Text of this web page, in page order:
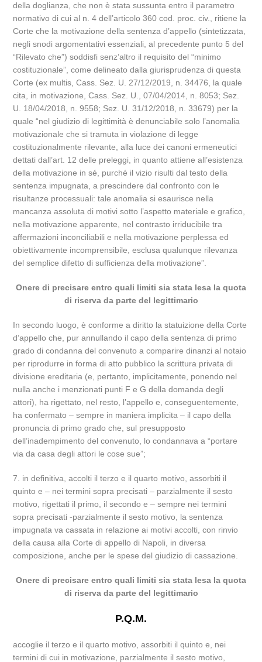
della doglianza, che non è stata sussunta entro il parametro
normativo di cui al n. 4 dell’articolo 360 cod. proc. civ., ritiene la
Corte che la motivazione della sentenza d’appello (sintetizzata,
negli snodi argomentativi essenziali, al precedente punto 5 del
“Rilevato che”) soddisfi senz’altro il requisito del “minimo
costituzionale”, come delineato dalla giurisprudenza di questa
Corte (ex multis, Cass. Sez. U. 27/12/2019, n. 34476, la quale
cita, in motivazione, Cass. Sez. U., 07/04/2014, n. 8053; Sez.
U. 18/04/2018, n. 9558; Sez. U. 31/12/2018, n. 33679) per la
quale “nel giudizio di legittimità è denunciabile solo l’anomalia
motivazionale che si tramuta in violazione di legge
costituzionalmente rilevante, alla luce dei canoni ermeneutici
dettati dall’art. 12 delle preleggi, in quanto attiene all’esistenza
della motivazione in sé, purché il vizio risulti dal testo della
sentenza impugnata, a prescindere dal confronto con le
risultanze processuali: tale anomalia si esaurisce nella
mancanza assoluta di motivi sotto l’aspetto materiale e grafico,
nella motivazione apparente, nel contrasto irriducibile tra
affermazioni inconciliabili e nella motivazione perplessa ed
obiettivamente incomprensibile, esclusa qualunque rilevanza
del semplice difetto di sufficienza della motivazione”.
Onere di precisare entro quali limiti sia stata lesa la quota
di riserva da parte del legittimario
In secondo luogo, è conforme a diritto la statuizione della Corte
d’appello che, pur annullando il capo della sentenza di primo
grado di condanna del convenuto a comparire dinanzi al notaio
per riprodurre in forma di atto pubblico la scrittura privata di
divisione ereditaria (e, pertanto, implicitamente, ponendo nel
nulla anche i menzionati punti F e G della domanda degli
attori), ha rigettato, nel resto, l’appello e, conseguentemente,
ha confermato – sempre in maniera implicita – il capo della
pronuncia di primo grado che, sul presupposto
dell’inadempimento del convenuto, lo condannava a “portare
via da casa degli attori le cose sue”;
7. in definitiva, accolti il terzo e il quarto motivo, assorbiti il
quinto e – nei termini sopra precisati – parzialmente il sesto
motivo, rigettati il primo, il secondo e – sempre nei termini
sopra precisati -parzialmente il sesto motivo, la sentenza
impugnata va cassata in relazione ai motivi accolti, con rinvio
della causa alla Corte di appello di Napoli, in diversa
composizione, anche per le spese del giudizio di cassazione.
Onere di precisare entro quali limiti sia stata lesa la quota
di riserva da parte del legittimario
P.Q.M.
accoglie il terzo e il quarto motivo, assorbiti il quinto e, nei
termini di cui in motivazione, parzialmente il sesto motivo,